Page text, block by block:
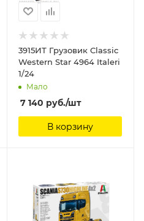
3915ИТ Грузовик Classic
Western Star 4964 Italeri
1/24
Мало
7 140 руб./шт
В корзину